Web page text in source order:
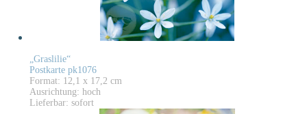
„Graslilie“
Postkarte pk1076
Format: 12,1 x 17,2 cm
Ausrichtung: hoch
Lieferbar: sofort